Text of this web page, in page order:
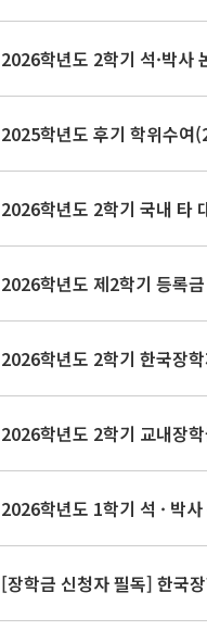
2026학년도 2학기 석·박
2025학년도 후기 학위수여
2026학년도 2학기 국내 타
2026학년도 제2학기 등록
2026학년도 2학기 한국장
2026학년도 2학기 교내장
2026학년도 1학기 석 ·
[장학금 신청자 필독] 한국